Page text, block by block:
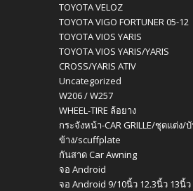
TOYOTA VELOZ
TOYOTA VIGO FORTUNER 05-12
TOYOTA VIOS YARIS
TOYOTA VIOS YARIS/YARIS
CROSS/YARIS ATIV
Uncategorized
W206 / W257
WHEEL-TIRE ล้อยาง
กระจังหน้า-CAR GRILLE/ชุดแต่ง/
ข้าง/scuffplate
กันสาด Car Awning
จอ Android
จอ Android 9/10นิ้ว 12.3นิ้ว 13นิ้ว